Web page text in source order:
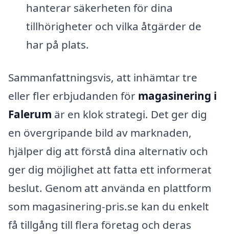
hanterar säkerheten för dina
tillhörigheter och vilka åtgärder de
har på plats.
Sammanfattningsvis, att inhämtar tre
eller fler erbjudanden för magasinering i
Falerum är en klok strategi. Det ger dig
en övergripande bild av marknaden,
hjälper dig att förstå dina alternativ och
ger dig möjlighet att fatta ett informerat
beslut. Genom att använda en plattform
som magasinering-pris.se kan du enkelt
få tillgång till flera företag och deras